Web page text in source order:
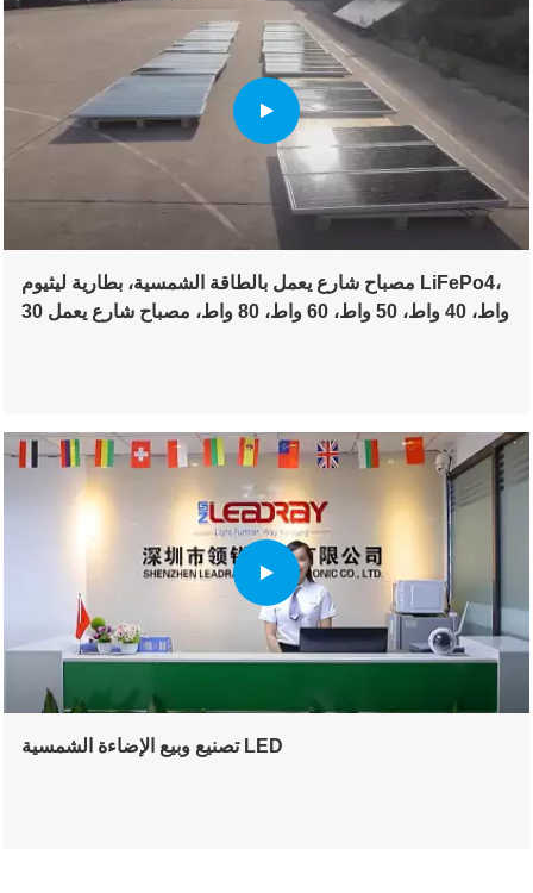
مصباح شارع يعمل بالطاقة الشمسية، بطارية ليثيوم LiFePo4،
30 واط، 40 واط، 50 واط، 60 واط، 80 واط، مصباح شارع يعمل
تصنيع وبيع الإضاءة الشمسية LED